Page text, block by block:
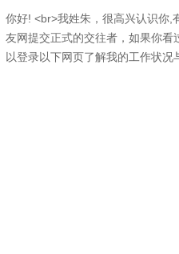
你好! <br>我姓朱，很高兴认识你,
友网提交正式的交往者，如果你
以登录以下网页了解我的工作状